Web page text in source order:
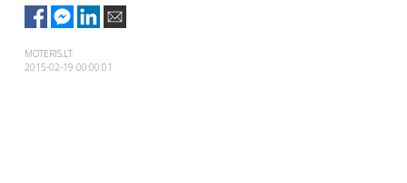
MADA
MOTERIS.LT
2015-02-19 00:00:01